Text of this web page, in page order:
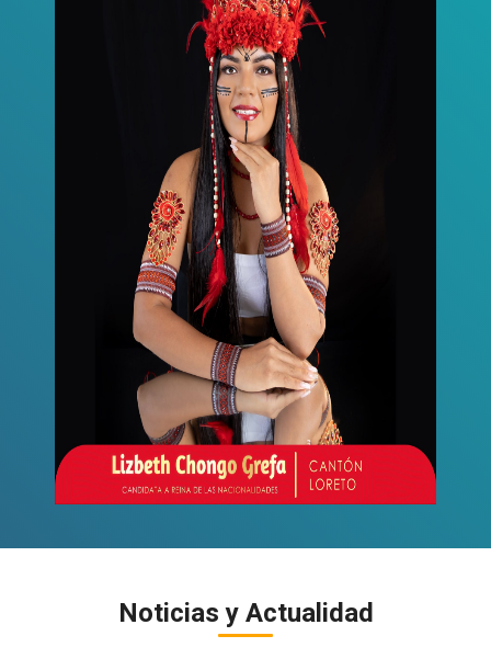
Noticias y Actualidad